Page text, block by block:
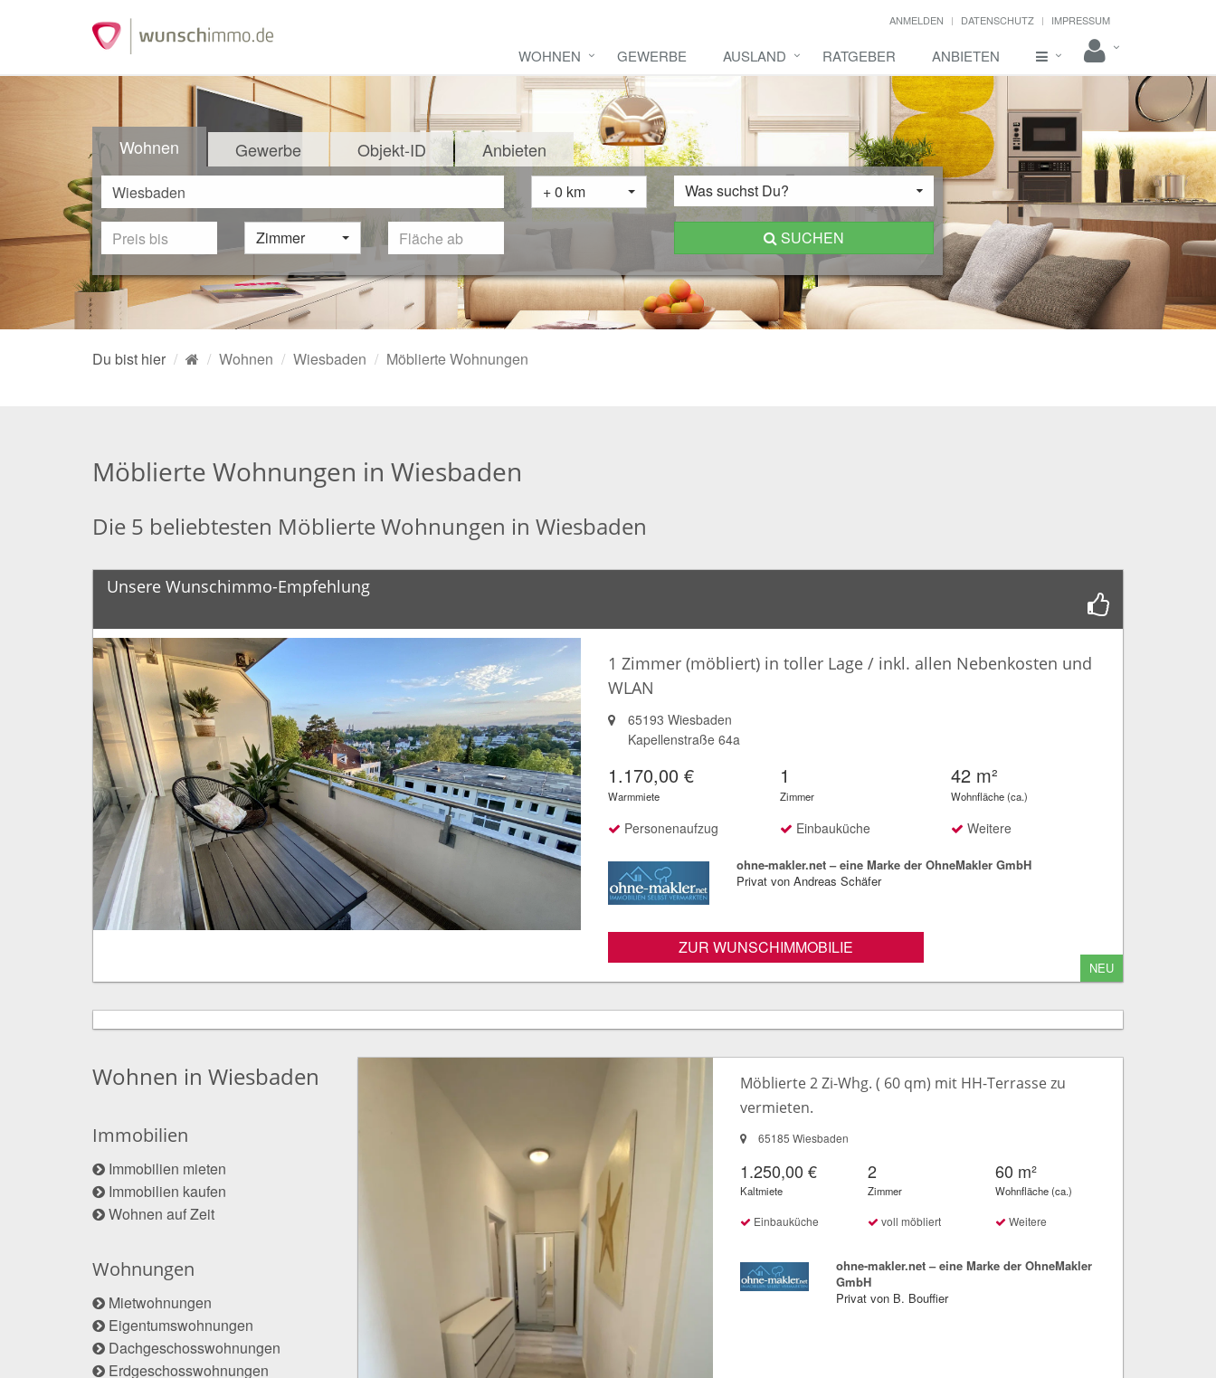
ANMELDEN DATENSCHUTZ IMPRESSUM
WOHNEN GEWERBE AUSLAND RATGEBER ANBIETEN
Wohnen Gewerbe Objekt-ID Anbieten
+ 0 km Was suchst Du?
Zimmer SUCHEN
Du bist hier Wohnen Wiesbaden Möblierte Wohnungen
Möblierte Wohnungen in Wiesbaden
Die 5 beliebtesten Möblierte Wohnungen in Wiesbaden
Unsere Wunschimmo-Empfehlung
1 Zimmer (möbliert) in toller Lage / inkl. allen Nebenkosten und
WLAN
65193 Wiesbaden
Kapellenstraße 64a
1.170,00 €
Warmmiete
1
Zimmer
42 m²
Wohnfläche (ca.)
Personenaufzug Einbauküche Weitere
ohne-makler.net – eine Marke der OhneMakler GmbH
Privat von Andreas Schäfer
ZUR WUNSCHIMMOBILIE
NEU
Wohnen in Wiesbaden
Immobilien
Immobilien mieten
Immobilien kaufen
Wohnen auf Zeit
Wohnungen
Mietwohnungen
Eigentumswohnungen
Dachgeschosswohnungen
Erdgeschosswohnungen
Möblierte 2 Zi-Whg. ( 60 qm) mit HH-Terrasse zu
vermieten.
65185 Wiesbaden
1.250,00 €
Kaltmiete
2
Zimmer
60 m²
Wohnfläche (ca.)
Einbauküche voll möbliert Weitere
ohne-makler.net – eine Marke der OhneMakler
GmbH
Privat von B. Bouffier